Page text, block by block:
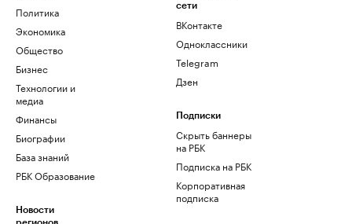
Политика
Экономика
Общество
Бизнес
Технологии и
медиа
Финансы
Биографии
База знаний
РБК Образование
Новости
сети
ВКонтакте
Одноклассники
Telegram
Дзен
Подписки
Скрыть баннеры
на РБК
Подписка на РБК
Корпоративная
подписка